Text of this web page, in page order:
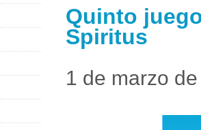
Quinto
Spiritus
1 de marzo